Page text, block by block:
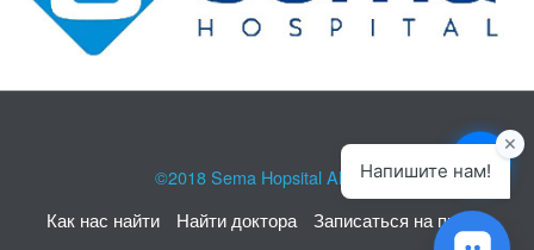
©2018Sema Hopsital Almaty
Как нас найти
Найти доктора Записаться на прием